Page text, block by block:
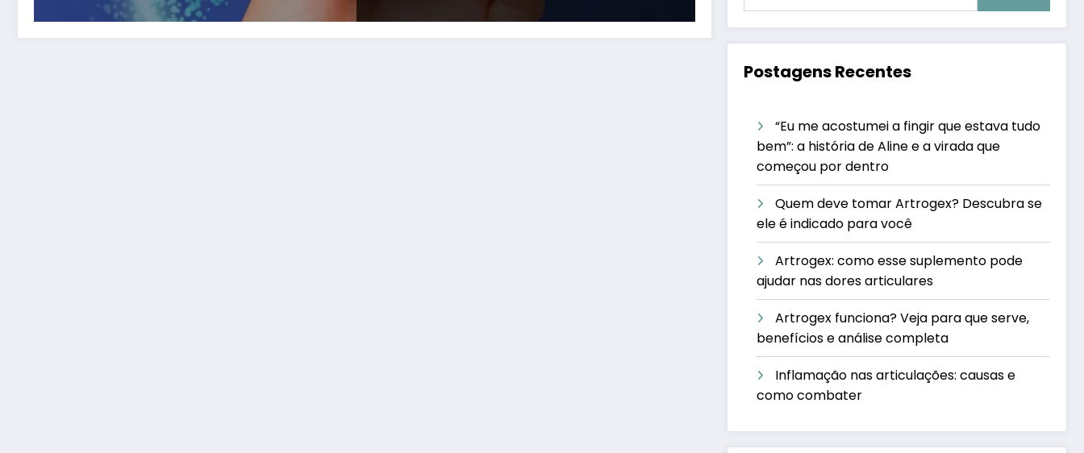
Postagens Recentes
“Eu me acostumei a fingir que estava tudo
bem”: a história de Aline e a virada que
começou por dentro
Quem deve tomar Artrogex? Descubra se
ele é indicado para você
Artrogex: como esse suplemento pode
ajudar nas dores articulares
Artrogex funciona? Veja para que serve,
benefícios e análise completa
Inflamação nas articulações: causas e
como combater